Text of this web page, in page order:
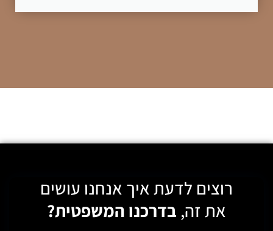
רוצים לדעת איך אנחנו עושים
את זה, בדרכנו המשפטית?